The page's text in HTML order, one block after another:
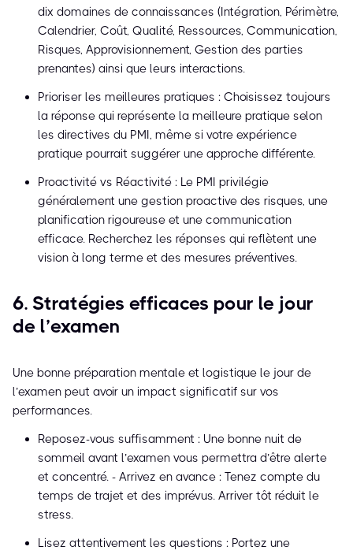
dix domaines de connaissances (Intégration, Périmètre,
Calendrier, Coût, Qualité, Ressources, Communication,
Risques, Approvisionnement, Gestion des parties
prenantes) ainsi que leurs interactions.
Prioriser les meilleures pratiques : Choisissez toujours
la réponse qui représente la meilleure pratique selon
les directives du PMI, même si votre expérience
pratique pourrait suggérer une approche différente.
Proactivité vs Réactivité : Le PMI privilégie
généralement une gestion proactive des risques, une
planification rigoureuse et une communication
efficace. Recherchez les réponses qui reflètent une
vision à long terme et des mesures préventives.
6. Stratégies efficaces pour le jour
de l’examen
Une bonne préparation mentale et logistique le jour de
l’examen peut avoir un impact significatif sur vos
performances.
Reposez-vous suffisamment : Une bonne nuit de
sommeil avant l’examen vous permettra d’être alerte
et concentré. - Arrivez en avance : Tenez compte du
temps de trajet et des imprévus. Arriver tôt réduit le
stress.
Lisez attentivement les questions : Portez une